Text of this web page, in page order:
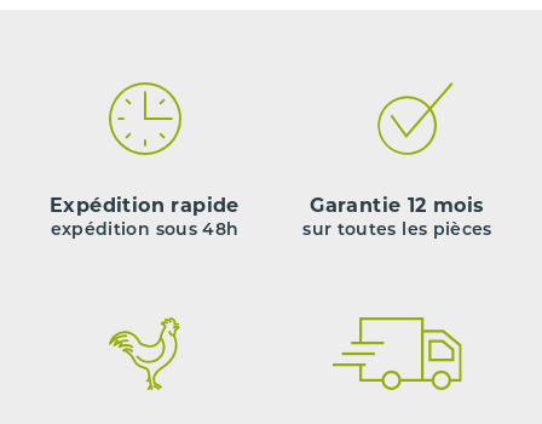
Expédition rapide
expédition sous 48h
Garantie 12 mois
sur toutes les pièces